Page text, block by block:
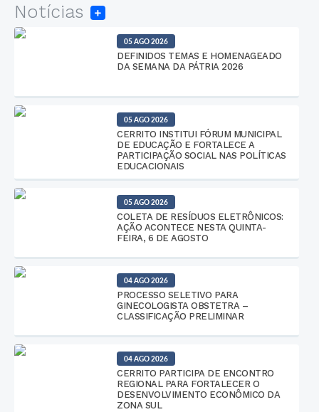
Notícias
05 AGO 2026
DEFINIDOS TEMAS E HOMENAGEADO
DA SEMANA DA PÁTRIA 2026
05 AGO 2026
CERRITO INSTITUI FÓRUM MUNICIPAL
DE EDUCAÇÃO E FORTALECE A
PARTICIPAÇÃO SOCIAL NAS POLÍTICAS
EDUCACIONAIS
05 AGO 2026
COLETA DE RESÍDUOS ELETRÔNICOS:
AÇÃO ACONTECE NESTA QUINTA-
FEIRA, 6 DE AGOSTO
04 AGO 2026
PROCESSO SELETIVO PARA
GINECOLOGISTA OBSTETRA –
CLASSIFICAÇÃO PRELIMINAR
04 AGO 2026
CERRITO PARTICIPA DE ENCONTRO
REGIONAL PARA FORTALECER O
DESENVOLVIMENTO ECONÔMICO DA
ZONA SUL